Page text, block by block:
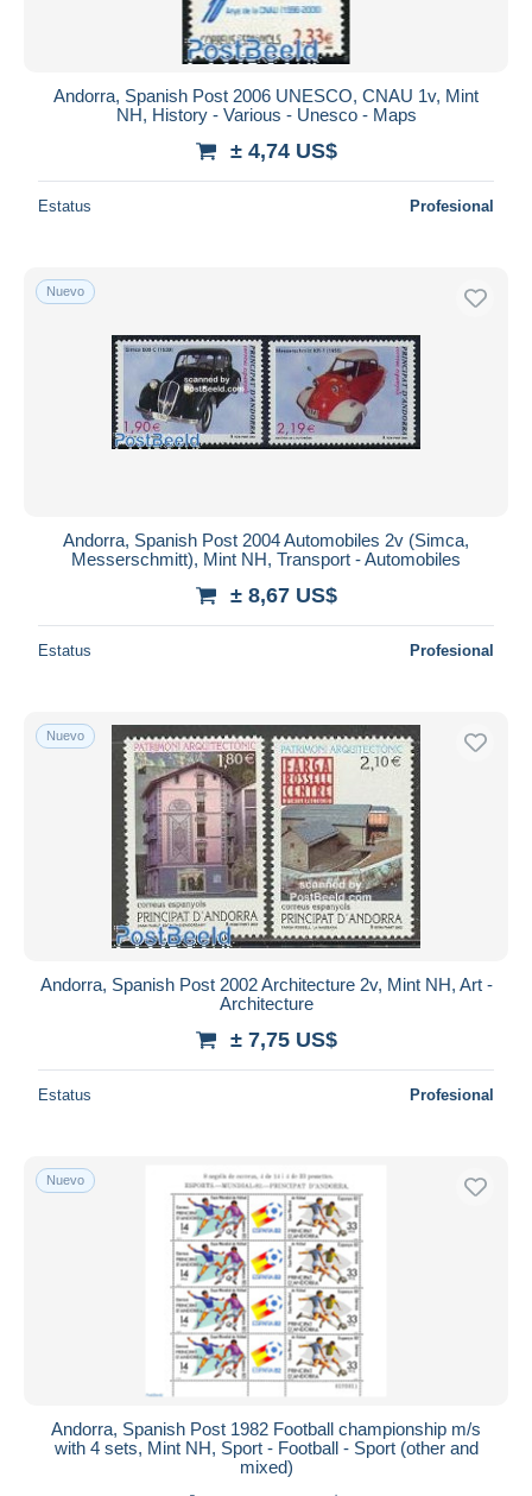
Andorra, Spanish Post 2006 UNESCO, CNAU 1v, Mint
NH, History - Various - Unesco - Maps
± 4,74 US$
Estatus Profesional
Nuevo
Andorra, Spanish Post 2004 Automobiles 2v (Simca,
Messerschmitt), Mint NH, Transport - Automobiles
± 8,67 US$
Estatus Profesional
Nuevo
Andorra, Spanish Post 2002 Architecture 2v, Mint NH, Art -
Architecture
± 7,75 US$
Estatus Profesional
Nuevo
Andorra, Spanish Post 1982 Football championship m/s
with 4 sets, Mint NH, Sport - Football - Sport (other and
mixed)